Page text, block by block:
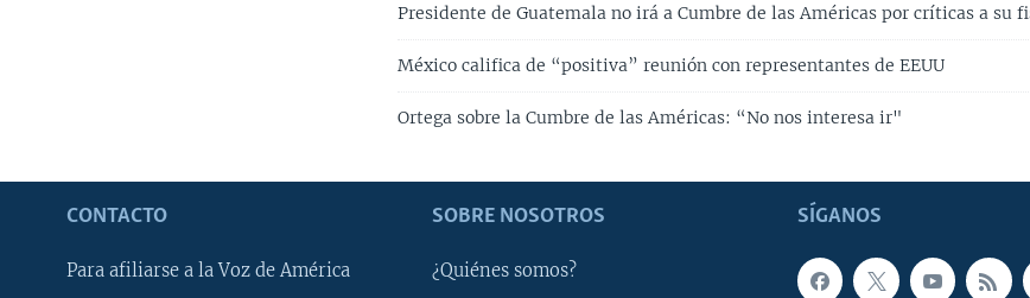
Presidente de Guatemala no irá a Cumbre de las Américas por críticas a su
México califica de “positiva” reunión con representantes de EEUU
Ortega sobre la Cumbre de las Américas: “No nos interesa ir"
SÍGANOS
CONTACTO
Para afiliarse a la Voz de América
SOBRE NOSOTROS
¿Quiénes somos?